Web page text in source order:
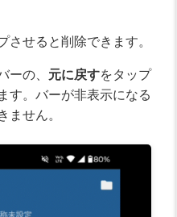
せると削除できます。
の、 元に戻すをタップ
す。バーが非表示になる
ません。